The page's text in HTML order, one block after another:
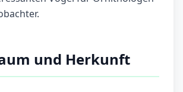
und Herkunft